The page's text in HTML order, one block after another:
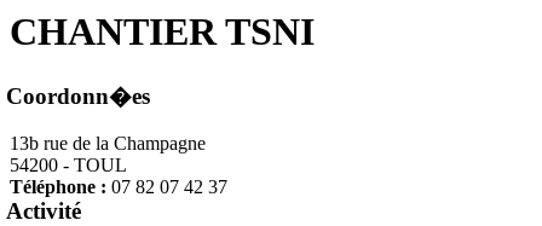
CHANTIER TSNI
Coordonn�es
13b rue de la Champagne
54200 - TOUL
Téléphone : 07 82 07 42 37
Activité